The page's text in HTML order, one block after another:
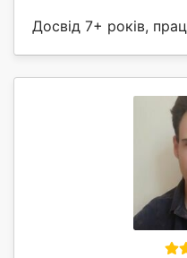
Досвід 7+ років,